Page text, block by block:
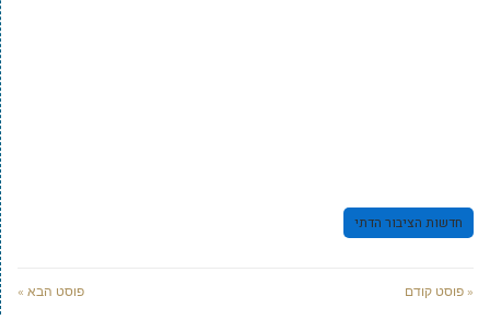
חדשות הציבור הדתי
« פוסט קודם פוסט הבא »